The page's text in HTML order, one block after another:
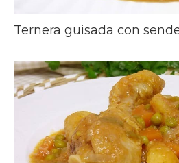
Ternera guisada con